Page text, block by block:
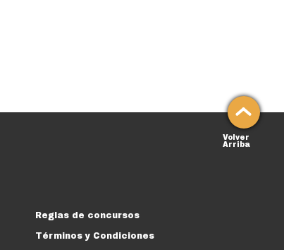
Volver
Arriba
Reglas de concursos
Términos y Condiciones